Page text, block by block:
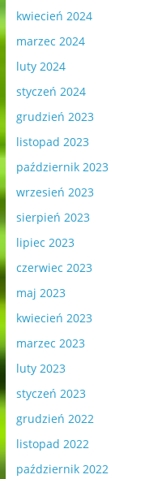
kwiecień 2024
marzec 2024
luty 2024
styczeń 2024
grudzień 2023
listopad 2023
październik 2023
wrzesień 2023
sierpień 2023
lipiec 2023
czerwiec 2023
maj 2023
kwiecień 2023
marzec 2023
luty 2023
styczeń 2023
grudzień 2022
listopad 2022
październik 2022